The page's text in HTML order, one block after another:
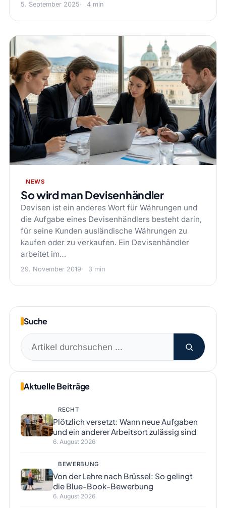
5. September 2025 4 min
NEWS
So wird man Devisenhändler
Devisen ist ein anderes Wort für Währungen und
die Aufgabe eines Devisenhändlers besteht darin,
für seine Kunden ausländische Währungen zu
kaufen oder zu verkaufen. Ein Devisenhändler
arbeitet im…
29. November 2019 3 min
Suche
Suchen
nach:
Aktuelle Beiträge
RECHT
Plötzlich versetzt: Wann neue Aufgaben
und ein anderer Arbeitsort zulässig sind
6. August 2026
BEWERBUNG
Von der Lehre nach Brüssel: So gelingt
die Blue-Book-Bewerbung
6. August 2026